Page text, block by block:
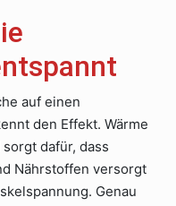
auf einen
den Effekt. Wärme
dafür, dass
Nährstoffen versorgt
Genau